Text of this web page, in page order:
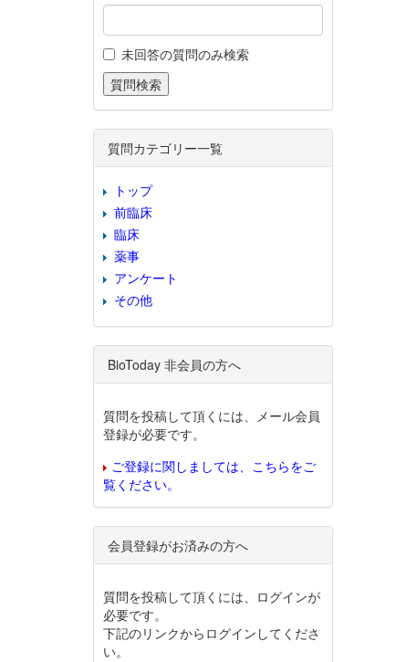
未回答の質問のみ検索
質問カテゴリー一覧
トップ
前臨床
臨床
薬事
アンケート
その他
BioToday 非会員の方へ
質問を投稿して頂くには、メール会員
登録が必要です。
ご登録に関しましては、こちらをご
覧ください。
会員登録がお済みの方へ
質問を投稿して頂くには、ログインが
必要です。
下記のリンクからログインしてくださ
い。